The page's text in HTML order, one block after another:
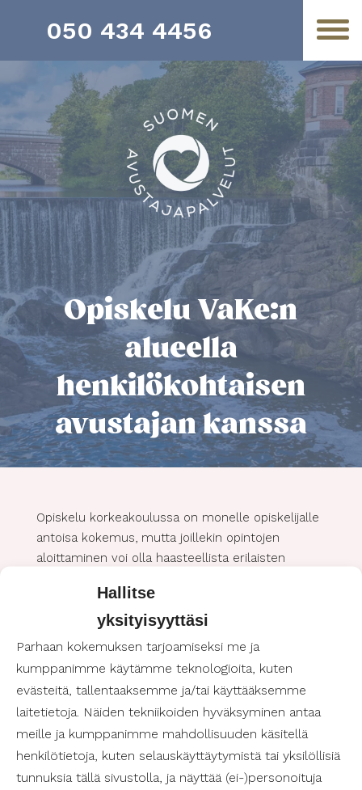
Hallitse
yksityisyyttäsi
Parhaan kokemuksen tarjoamiseksi me ja
kumppanimme käytämme teknologioita, kuten
evästeitä, tallentaaksemme ja/tai käyttääksemme
laitetietoja. Näiden tekniikoiden hyväksyminen antaa
meille ja kumppanimme mahdollisuuden käsitellä
henkilötietoja, kuten selauskäyttäytymistä tai yksilöllisiä
tunnuksia tällä sivustolla, ja näyttää (ei-)personoituja
050 434 4456
Opiskelu VaKe:n
alueella
henkilökohtaisen
avustajan kanssa
Opiskelu korkeakoulussa on monelle opiskelijalle
antoisa kokemus, mutta joillekin opintojen
aloittaminen voi olla haasteellista erilaisten
erilaisia tukipalveluita, kuten henkilökohtainen
avustaja, joka voi olla arvokas tuki opiskelijalle
opintojen sujuvoittamisessa.
Henkilökohtainen avustaja mukana
opiskeluissa
Suomen Avustajapalvelut tarjoaa henkilökohtaista
apua opiskelijoille pääkaupunkiseudulla, kuten
Vantaan ja Keravan hyvinvointialueella.